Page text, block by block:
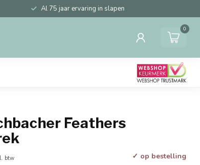
Al 75 jaar ervaring in slapen
0
Feathers
btw ✓ op bestelling